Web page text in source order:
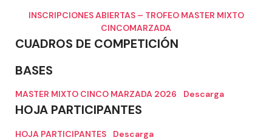
INSCRIPCIONES ABIERTAS – TROFEO MASTER MIXTO
CINCOMARZADA
CUADROS DE COMPETICIÓN
BASES
MASTER MIXTO CINCO MARZADA 2026 Descarga
HOJA PARTICIPANTES
HOJA PARTICIPANTES Descarga